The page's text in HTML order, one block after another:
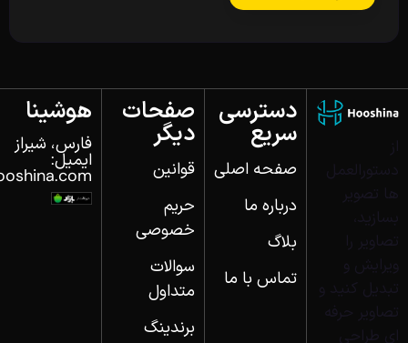
از
دستورالعمل‌
ها تصویر
بسازید،
تصاویر را
ویرایش و
تبدیل کنید و
تصاویر حرفه‌
ای طراحی
دسترسی
سریع
صفحه اصلی
درباره ما
بلاگ
تماس با ما
صفحات
دیگر
قوانین
حریم
خصوصی
سوالات
متداول
برندینگ
هوشینا
فارس، شیراز
ایمیل: